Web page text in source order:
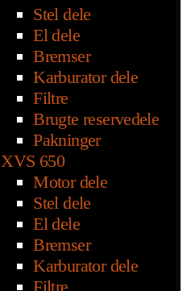
Stel dele
El dele
Bremser
Karburator dele
Filtre
Brugte reservedele
Pakninger
XVS 650
Motor dele
Stel dele
El dele
Bremser
Karburator dele
Filtre